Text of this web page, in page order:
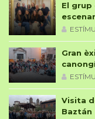
El
Gran
Visita
Baztán